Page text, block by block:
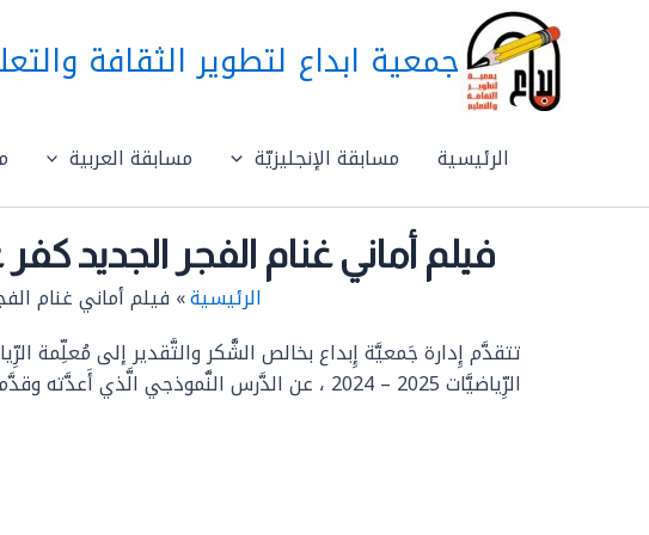
جمعية ابداع لتطوير الثقافة
الرئيسية مسابقة الإنجليزيّة مسابقة العربية
فيلم أماني غنام الفجر الجديد كفر
الرئيسية فيلم أماني غنام
تتقدَّم إِدارة جَمعيَّة إِبداع بخالص الشُّكر والتَّقدير إلى مُعلِّمة
الرِّياضيَّات 2025 – 2024 ، عن الدَّرس النَّموذجي الَّذي أَعدَّته وقدَّمتهُ بعنوان “حل أَسئلة باستعمال عيدان الثقاب”.